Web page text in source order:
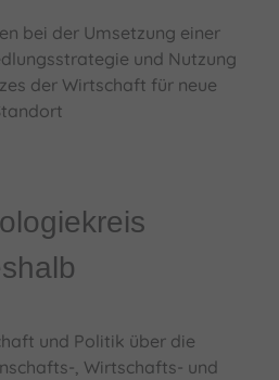
bei der Umsetzung einer
und Nutzung
der Wirtschaft für neue
und Politik über die
, Wirtschafts- und